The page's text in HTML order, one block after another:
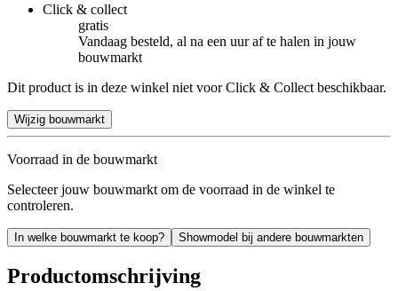
Click & collect
gratis
Vandaag besteld, al na een uur af te halen in jouw
bouwmarkt
Dit product is in deze winkel niet voor Click & Collect beschikbaar.
Wijzig bouwmarkt
Voorraad in de bouwmarkt
Selecteer jouw bouwmarkt om de voorraad in de winkel te
controleren.
In welke bouwmarkt te koop? Showmodel bij andere bouwmarkten
Productomschrijving